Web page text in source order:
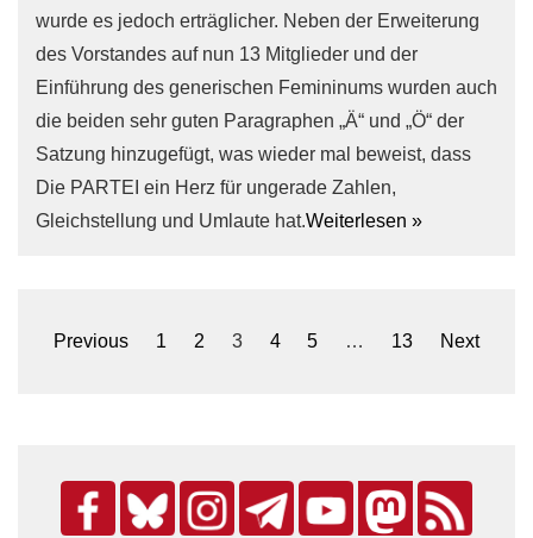
wurde es jedoch erträglicher. Neben der Erweiterung
des Vorstandes auf nun 13 Mitglieder und der
Einführung des generischen Femininums wurden auch
die beiden sehr guten Paragraphen „Ä“ und „Ö“ der
Satzung hinzugefügt, was wieder mal beweist, dass
Die PARTEI ein Herz für ungerade Zahlen,
Gleichstellung und Umlaute hat.Weiterlesen »
Seitennummerierung
Previous 1 2 3 4 5 … 13 Next